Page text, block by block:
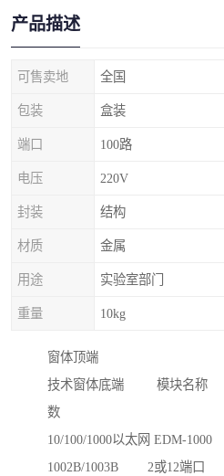
产品描述
可售卖地 全国
包装 盒装
端口 100路
电压 220V
封装 结构
材质 金属
用途 实验室部门
重量 10kg
窗体顶端
技术窗体底端 模块名
数
10/100/1000以太网 EDM-
1002B/1003B 2或12端口